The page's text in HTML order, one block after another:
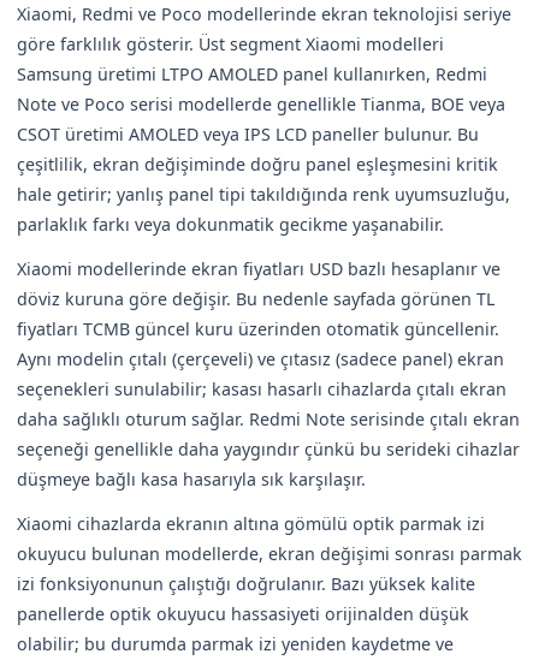
Xiaomi, Redmi ve Poco modellerinde ekran teknolojisi seriye
göre farklılık gösterir. Üst segment Xiaomi modelleri
Samsung üretimi LTPO AMOLED panel kullanırken, Redmi
Note ve Poco serisi modellerde genellikle Tianma, BOE veya
CSOT üretimi AMOLED veya IPS LCD paneller bulunur. Bu
çeşitlilik, ekran değişiminde doğru panel eşleşmesini kritik
hale getirir; yanlış panel tipi takıldığında renk uyumsuzluğu,
parlaklık farkı veya dokunmatik gecikme yaşanabilir.
Xiaomi modellerinde ekran fiyatları USD bazlı hesaplanır ve
döviz kuruna göre değişir. Bu nedenle sayfada görünen TL
fiyatları TCMB güncel kuru üzerinden otomatik güncellenir.
Aynı modelin çıtalı (çerçeveli) ve çıtasız (sadece panel) ekran
seçenekleri sunulabilir; kasası hasarlı cihazlarda çıtalı ekran
daha sağlıklı oturum sağlar. Redmi Note serisinde çıtalı ekran
seçeneği genellikle daha yaygındır çünkü bu serideki cihazlar
düşmeye bağlı kasa hasarıyla sık karşılaşır.
Xiaomi cihazlarda ekranın altına gömülü optik parmak izi
okuyucu bulunan modellerde, ekran değişimi sonrası parmak
izi fonksiyonunun çalıştığı doğrulanır. Bazı yüksek kalite
panellerde optik okuyucu hassasiyeti orijinalden düşük
olabilir; bu durumda parmak izi yeniden kaydetme ve